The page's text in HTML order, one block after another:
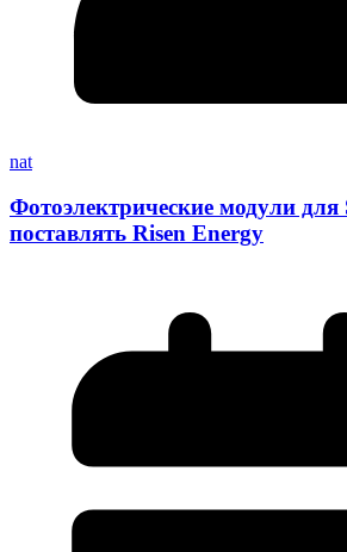
nat
Фотоэлектрические модули для
поставлять Risen Energy